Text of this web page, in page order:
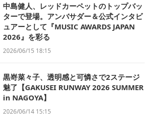
中島健人、レッドカーペットのトップバッ
ターで登場。アンバサダー＆公式インタビ
ュアーとして『MUSIC AWARDS JAPAN
2026』を彩る
2026/06/15 18:15
黒嵜菜々子、透明感と可憐さで2ステージ
魅了【GAKUSEI RUNWAY 2026 SUMMER
in NAGOYA】
2026/06/14 15:15